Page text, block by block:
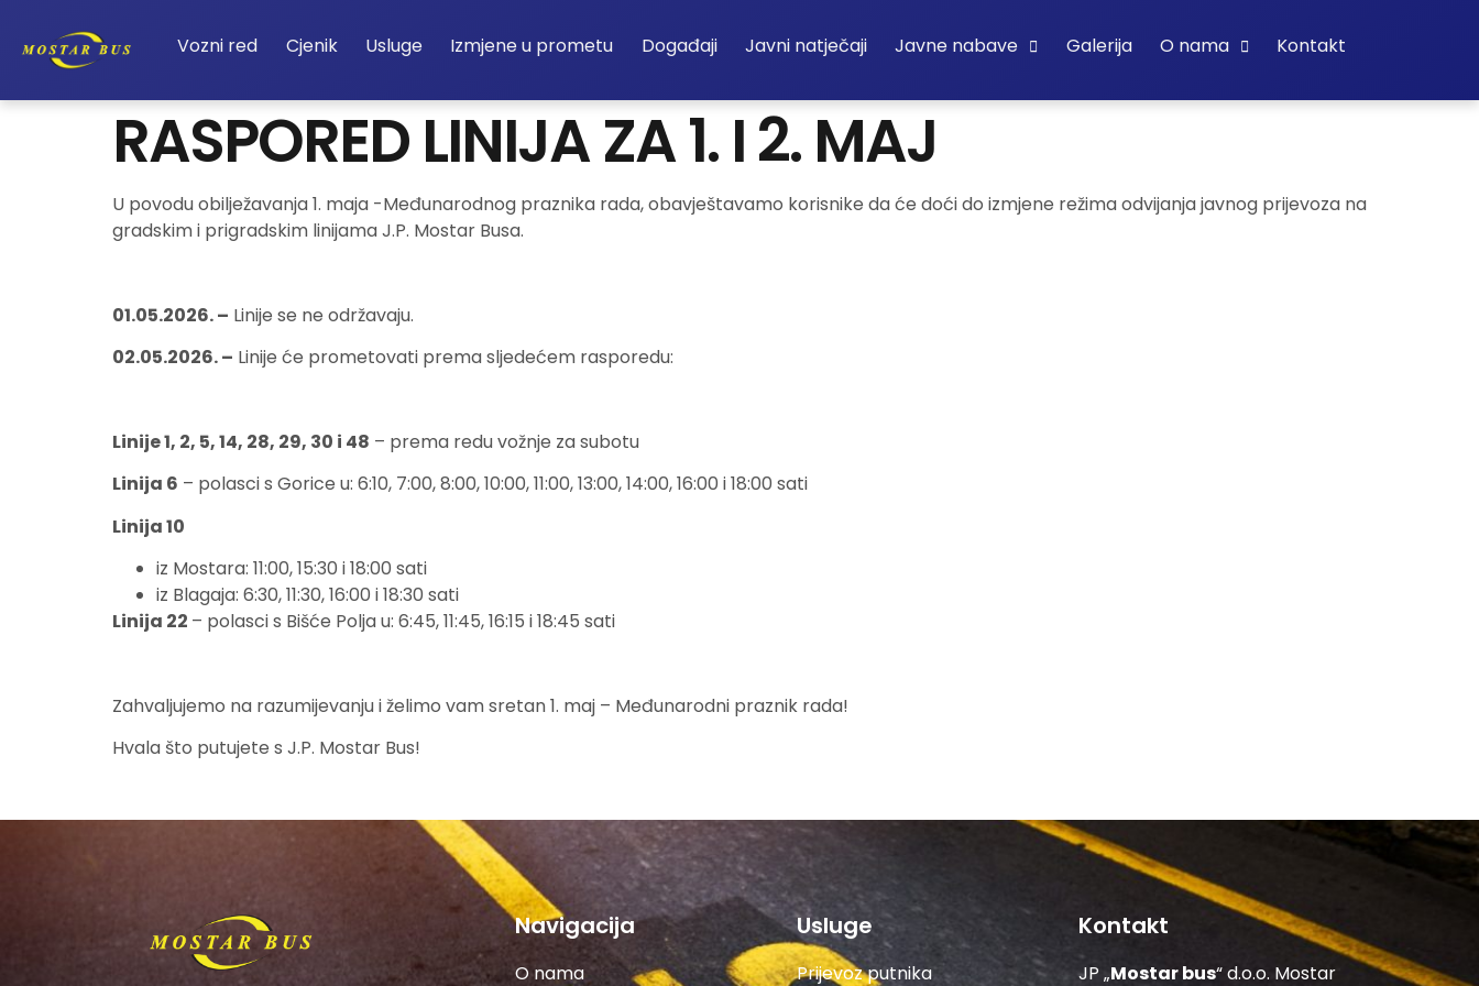
Vozni red Cjenik Usluge Izmjene u prometu Događaji Javni natječaji Javne nabave Galerija O nama Kontakt
RASPORED LINIJA ZA 1. I 2. MAJ
U povodu obilježavanja 1. maja -Međunarodnog praznika rada, obavještavamo korisnike da će doći do izmjene režima odvijanja javnog prijevoza na
gradskim i prigradskim linijama J.P. Mostar Busa.
01.05.2026. – Linije se ne održavaju.
02.05.2026. – Linije će prometovati prema sljedećem rasporedu:
Linije 1, 2, 5, 14, 28, 29, 30 i 48 – prema redu vožnje za subotu
Linija 6 – polasci s Gorice u: 6:10, 7:00, 8:00, 10:00, 11:00, 13:00, 14:00, 16:00 i 18:00 sati
Linija 10
iz Mostara: 11:00, 15:30 i 18:00 sati
iz Blagaja: 6:30, 11:30, 16:00 i 18:30 sati
Linija 22 – polasci s Bišće Polja u: 6:45, 11:45, 16:15 i 18:45 sati
Zahvaljujemo na razumijevanju i želimo vam sretan 1. maj – Međunarodni praznik rada!
Hvala što putujete s J.P. Mostar Bus!
Navigacija
O nama
Usluge
Prijevoz putnika
Kontakt
JP „Mostar bus“ d.o.o. Mostar